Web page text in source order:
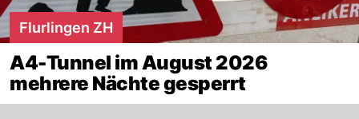
Flurlingen ZH
A4-Tunnel im August 2026
mehrere Nächte gesperrt